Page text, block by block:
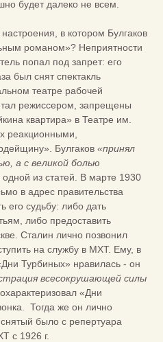
будет далеко не всем.
в котором Булгаков
романом»? Неприятности
попал под запрет: его
был снят спектакль
театре рабочей
режиссером, запрещены
квартира» в Театре им.
реакционными,
Булгаков «принял
а с великой болью
одной из статей. В марте 1930
в адрес правительства
его судьбу: либо дать
либо предоставить
Сталин лично позвонил
на службу в МХТ. Ему, в
Турбиных» нравилась - он
всесокрушающей силы
«Дни
Тогда же он лично
было с репертуара
с 1926 г.